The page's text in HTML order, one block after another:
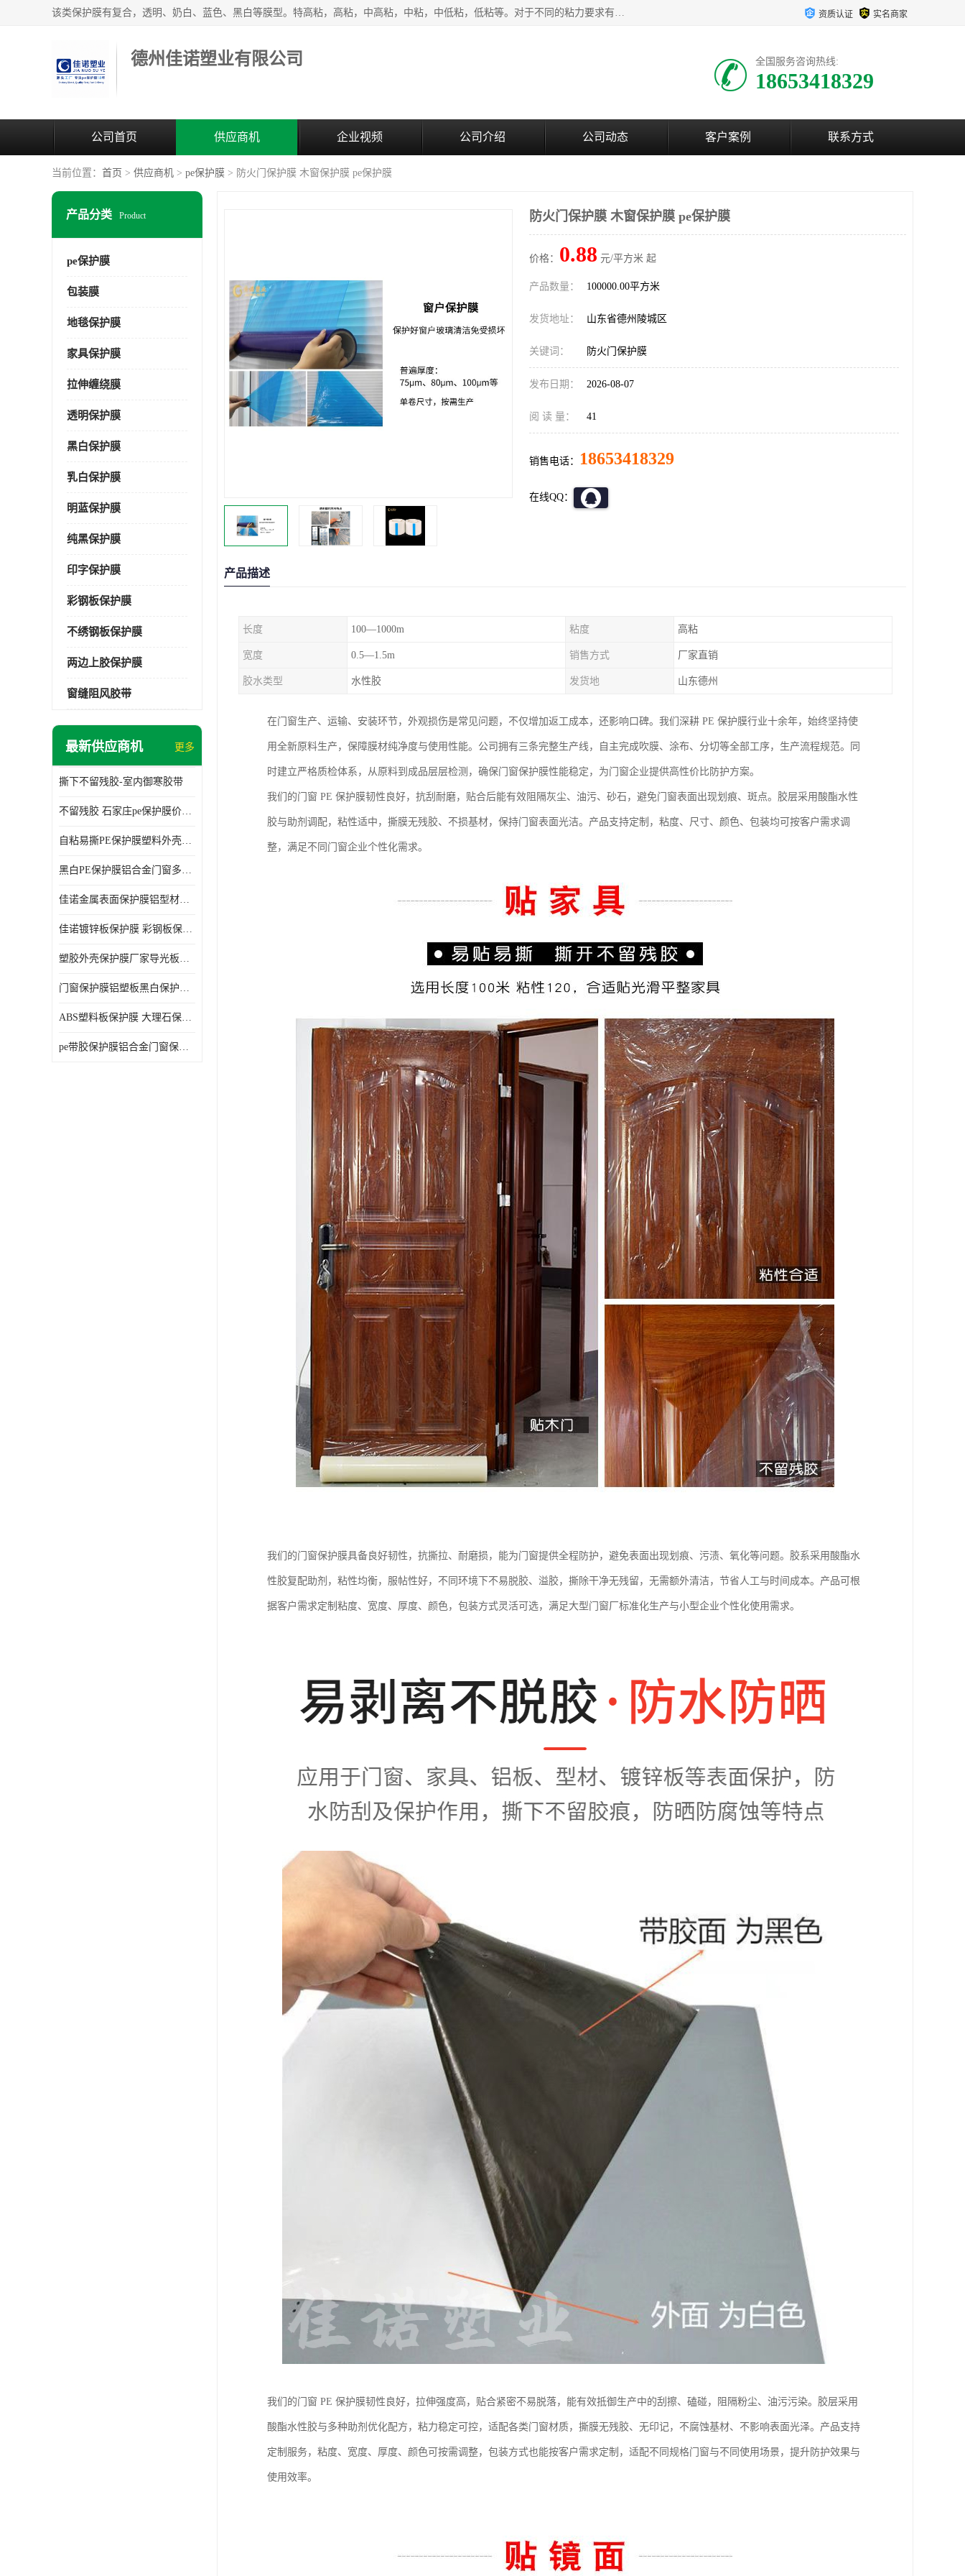
该类保护膜有复合，透明、奶白、蓝色、黑白等膜型。特高粘，高粘，中高粘，中粘，中低粘，低粘等。对于不同的粘力要求有相应的产品相适配。无胶渍残留污染。在较宽的收卷幅度下平整无皱纹，收卷长度大，利于机械化及自动化施工粘贴。为您的产品提供的表面保护解决方案。 产品广泛适用于：铝材、不锈钢、金属、塑料、电子、家电、家具、玻璃、化工材料、装饰材料等。 资质认证 实名商家
德州佳诺塑业有限公司 全国服务咨询热线:
18653418329
公司首页 供应商机 企业视频 公司介绍 公司动态 客户案例 联系方式
当前位置： 首页 > 供应商机 > pe保护膜 > 防火门保护膜 木窗保护膜 pe保护膜
产品分类 Product
pe保护膜
包装膜
地毯保护膜
家具保护膜
拉伸缠绕膜
透明保护膜
黑白保护膜
乳白保护膜
明蓝保护膜
纯黑保护膜
印字保护膜
彩钢板保护膜
不绣钢板保护膜
两边上胶保护膜
窗缝阻风胶带
最新供应商机 更多
撕下不留残胶-室内御寒胶带
不留残胶 石家庄pe保护膜价格 塑料薄膜
自粘易撕PE保护膜塑料外壳导光板亚克力板膜操作方便
黑白PE保护膜铝合金门窗多种颜色支持定制生产
佳诺金属表面保护膜铝型材保护膜不留残胶铝合金窗框保护胶带
佳诺镀锌板保护膜 彩钢板保护pe保护膜
塑胶外壳保护膜厂家导光板保护膜 铝单板保护膜胶带易撕不留胶
门窗保护膜铝塑板黑白保护膜外墙保温板保护膜
ABS塑料板保护膜 大理石保护膜 缠鱼竿保护膜
pe带胶保护膜铝合金门窗保护不锈钢板保护膜大理石建筑材料保护
防火门保护膜 木窗保护膜 pe保护膜
价格： 0.88 元/平方米 起
产品数量： 100000.00平方米
发货地址： 山东省德州陵城区
关键词： 防火门保护膜
发布日期： 2026-08-07
阅 读 量： 41
销售电话： 18653418329
在线QQ：
产品描述
长度 100—1000m 粘度 高粘
宽度 0.5—1.5m 销售方式 厂家直销
胶水类型 水性胶 发货地 山东德州
在门窗生产、运输、安装环节，外观损伤是常见问题，不仅增加返工成本，还影响口碑。我们深耕 PE 保护膜行业十余年，始终坚持使
用全新原料生产，保障膜材纯净度与使用性能。公司拥有三条完整生产线，自主完成吹膜、涂布、分切等全部工序，生产流程规范。同
时建立严格质检体系，从原料到成品层层检测，确保门窗保护膜性能稳定，为门窗企业提供高性价比防护方案。
我们的门窗 PE 保护膜韧性良好，抗刮耐磨，贴合后能有效阻隔灰尘、油污、砂石，避免门窗表面出现划痕、斑点。胶层采用酸酯水性
胶与助剂调配，粘性适中，撕膜无残胶、不损基材，保持门窗表面光洁。产品支持定制，粘度、尺寸、颜色、包装均可按客户需求调
整，满足不同门窗企业个性化需求。
我们的门窗保护膜具备良好韧性，抗撕拉、耐磨损，能为门窗提供全程防护，避免表面出现划痕、污渍、氧化等问题。胶系采用酸酯水
性胶复配助剂，粘性均衡，服帖性好，不同环境下不易脱胶、溢胶，撕除干净无残留，无需额外清洁，节省人工与时间成本。产品可根
据客户需求定制粘度、宽度、厚度、颜色，包装方式灵活可选，满足大型门窗厂标准化生产与小型企业个性化使用需求。
我们的门窗 PE 保护膜韧性良好，拉伸强度高，贴合紧密不易脱落，能有效抵御生产中的刮擦、磕碰，阻隔粉尘、油污污染。胶层采用
酸酯水性胶与多种助剂优化配方，粘力稳定可控，适配各类门窗材质，撕膜无残胶、无印记，不腐蚀基材、不影响表面光泽。产品支持
定制服务，粘度、宽度、厚度、颜色可按需调整，包装方式也能按客户需求定制，适配不同规格门窗与不同使用场景，提升防护效果与
使用效率。